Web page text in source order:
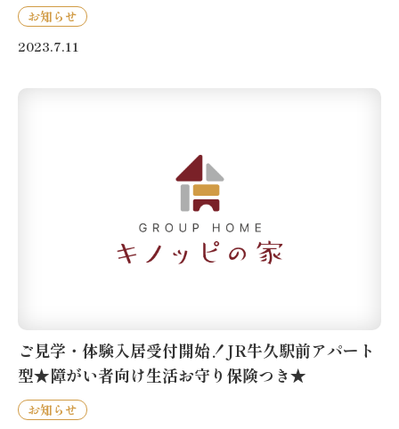
お知らせ
2023.7.11
ご見学・体験入居受付開始！JR牛久駅前アパート
型★障がい者向け生活お守り保険つき★
お知らせ